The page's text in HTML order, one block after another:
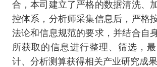
合，本司建立了严格的数据清洗、
控体系，分析师采集信息后，严格
法论和信息规范的要求，并结合自
所获取的信息进行整理、筛选，
计、分析测算获得相关产业研究成果